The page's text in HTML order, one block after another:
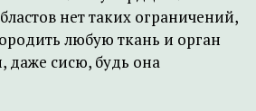
нет таких ограничений,
любую ткань и орган
даже сисю, будь она